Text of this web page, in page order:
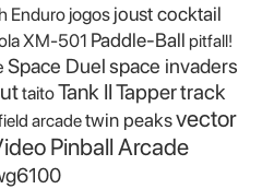
Enduro jogos joust cocktail
XM-501 Paddle-Ball pitfall!
Space Duelspace invaders
taitoTank IITappertrack
arcadetwin peaksvector
Pinball Arcade